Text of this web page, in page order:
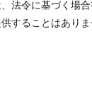
法令に基づく場
することはありま